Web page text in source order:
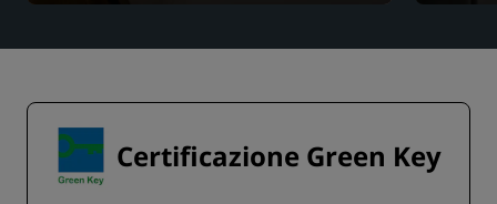
Certificazione Green Key